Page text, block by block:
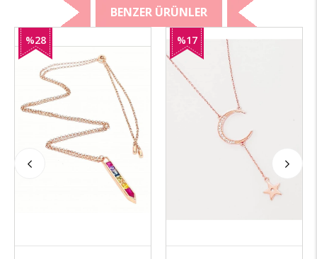
BENZER ÜRÜNLER
%28
İndirim
%17
İndirim